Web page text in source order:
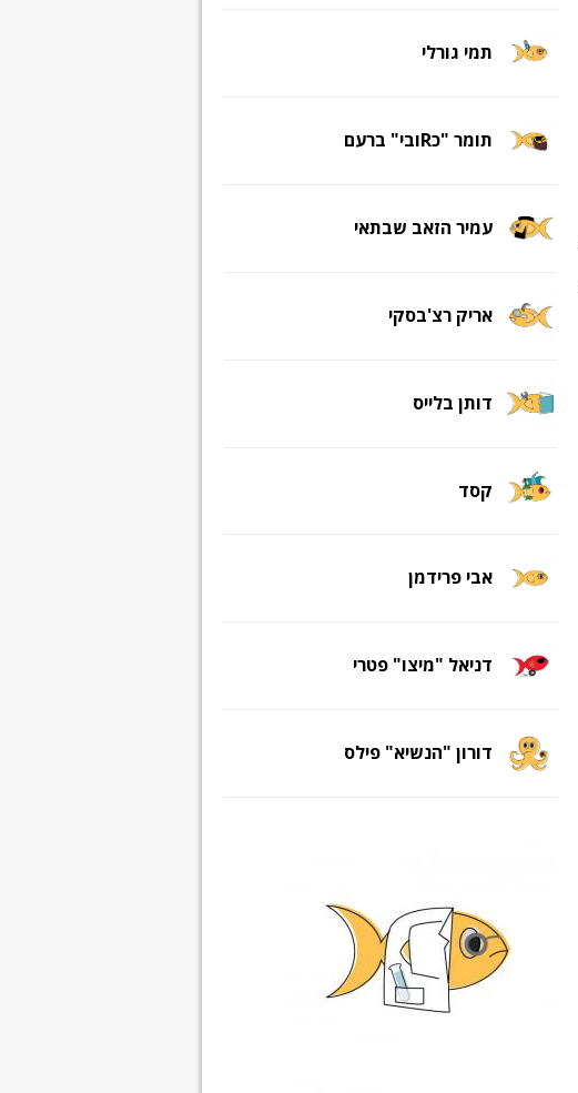
תמי גורלי
תומר "כRובי" ברעם
עמיר הזאב שבתאי
אריק רצ'בסקי
דותן בלייס
קסד
אבי פרידמן
דניאל "מיצו" פטרי
דורון "הנשיא" פילס